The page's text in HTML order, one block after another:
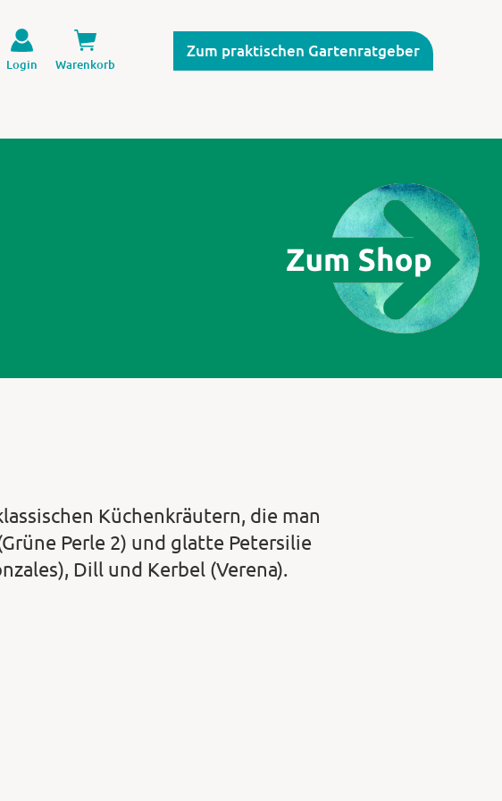
Login Warenkorb
Zum praktischen Gartenratgeber
Küchenkräutern, die man
Perle 2) und glatte Petersilie
Dill und Kerbel (Verena).